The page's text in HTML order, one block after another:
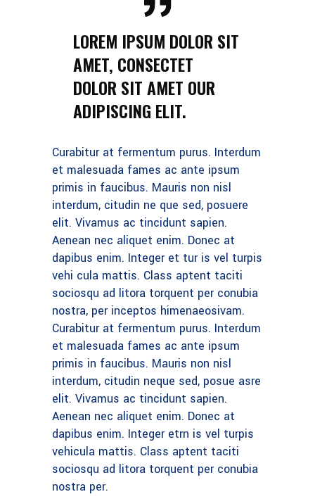
LOREM IPSUM DOLOR SIT
AMET, CONSECTET
DOLOR SIT AMET OUR
ADIPISCING ELIT.
Curabitur at fermentum purus. Interdum
et malesuada fames ac ante ipsum
primis in faucibus. Mauris non nisl
interdum, citudin ne que sed, posuere
elit. Vivamus ac tincidunt sapien.
Aenean nec aliquet enim. Donec at
dapibus enim. Integer et tur is vel turpis
vehi cula mattis. Class aptent taciti
sociosqu ad litora torquent per conubia
nostra, per inceptos himenaeosivam.
Curabitur at fermentum purus. Interdum
et malesuada fames ac ante ipsum
primis in faucibus. Mauris non nisl
interdum, citudin neque sed, posue asre
elit. Vivamus ac tincidunt sapien.
Aenean nec aliquet enim. Donec at
dapibus enim. Integer etrn is vel turpis
vehicula mattis. Class aptent taciti
sociosqu ad litora torquent per conubia
nostra per.